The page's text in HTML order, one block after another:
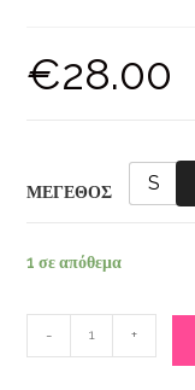
€28.00
ΜΕΓΕΘΟΣ S
1 σε απόθεμα
- +